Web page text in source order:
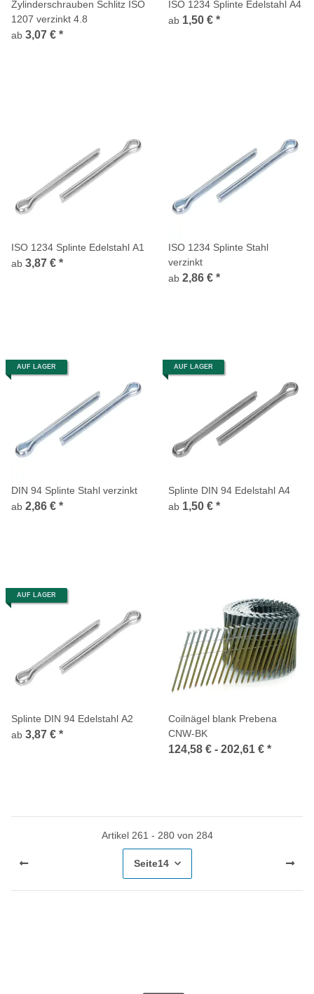
Zylinderschrauben Schlitz ISO
1207 verzinkt 4.8
ab 3,07 € *
ISO 1234 Splinte Edelstahl A4
ab 1,50 € *
ISO 1234 Splinte Edelstahl A1
ab 3,87 € *
ISO 1234 Splinte Stahl
verzinkt
ab 2,86 € *
AUF LAGER
DIN 94 Splinte Stahl verzinkt
ab 2,86 € *
AUF LAGER
Splinte DIN 94 Edelstahl A4
ab 1,50 € *
AUF LAGER
Splinte DIN 94 Edelstahl A2
ab 3,87 € *
Coilnägel blank Prebena
CNW-BK
124,58 € - 202,61 € *
Artikel 261 - 280 von 284
Seite14